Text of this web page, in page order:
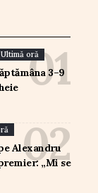
Ultimă oră
3–9
Alexandru
„Mi se